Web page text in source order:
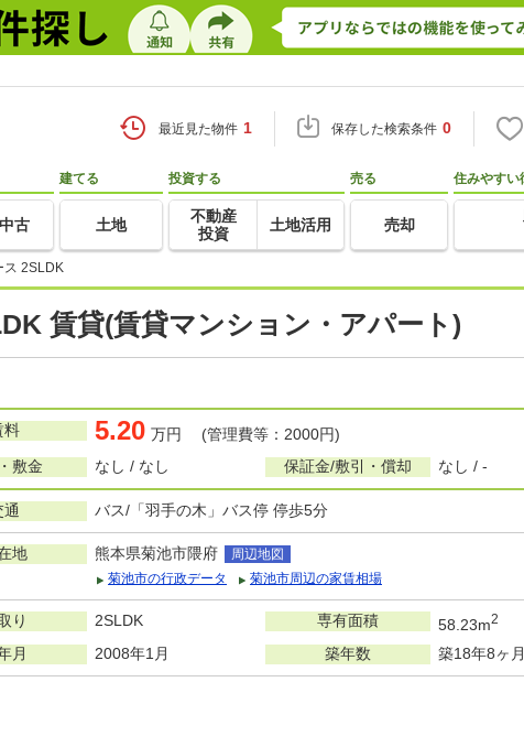
最近見た物件 1 保存した検索条件 0
中古
建てる
土地
投資する
不動産
投資
土地活用
売る
売却
住みやすい
ス 2SLDK
賃貸(賃貸マンション・アパート)
料 5.20 万円 (管理費等：2000円)
敷金
なし / なし 保証金/敷引・償却 なし / -
通 バス/「羽手の木」バス停 停歩5分
地 熊本県菊池市隈府
周辺地図
菊池市の行政データ
菊池市周辺の家賃相場
り 2SLDK 専有面積 58.23m2
月 2008年1月 築年数 築18年8ヶ月